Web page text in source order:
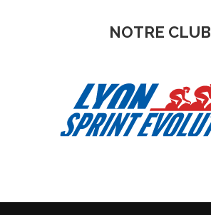
NOTRE CLUB